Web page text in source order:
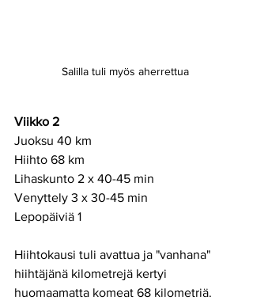
Salilla tuli myös aherrettua
Viikko 2
Juoksu 40 km
Hiihto 68 km
Lihaskunto 2 x 40-45 min
Venyttely 3 x 30-45 min
Lepopäiviä 1
Hiihtokausi tuli avattua ja "vanhana"
hiihtäjänä kilometrejä kertyi
huomaamatta komeat 68 kilometriä.